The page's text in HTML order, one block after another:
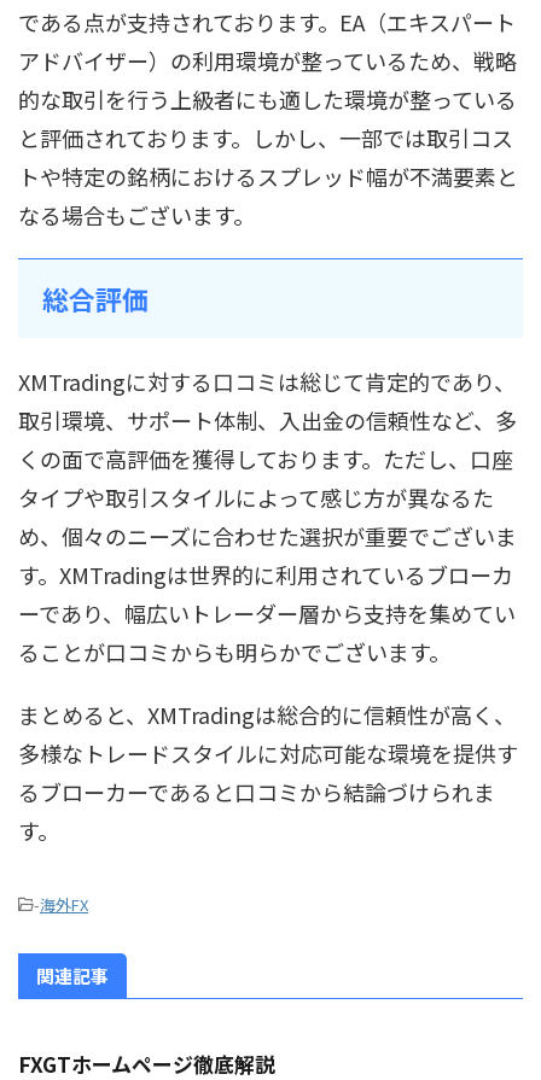
である点が支持されております。EA（エキスパート
アドバイザー）の利用環境が整っているため、戦略
的な取引を行う上級者にも適した環境が整っている
と評価されております。しかし、一部では取引コス
トや特定の銘柄におけるスプレッド幅が不満要素と
なる場合もございます。
総合評価
XMTradingに対する口コミは総じて肯定的であり、
取引環境、サポート体制、入出金の信頼性など、多
くの面で高評価を獲得しております。ただし、口座
タイプや取引スタイルによって感じ方が異なるた
め、個々のニーズに合わせた選択が重要でございま
す。XMTradingは世界的に利用されているブローカ
ーであり、幅広いトレーダー層から支持を集めてい
ることが口コミからも明らかでございます。
まとめると、XMTradingは総合的に信頼性が高く、
多様なトレードスタイルに対応可能な環境を提供す
るブローカーであると口コミから結論づけられま
す。
-海外FX
関連記事
FXGTホームページ徹底解説